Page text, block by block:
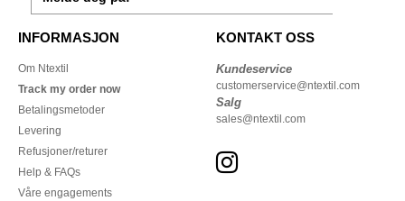
INFORMASJON
Om Ntextil
Track my order now
Betalingsmetoder
Levering
Refusjoner/returer
Help & FAQs
Våre engagements
KONTAKT OSS
Kundeservice
customerservice@ntextil.com
Salg
sales@ntextil.com